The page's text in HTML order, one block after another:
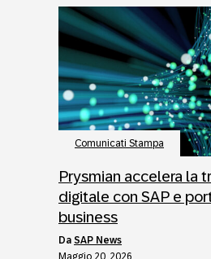
Comunicati Stampa
Prysmian accelera la
digitale con SAP e
business
da SAP News
Maggio 20, 2026